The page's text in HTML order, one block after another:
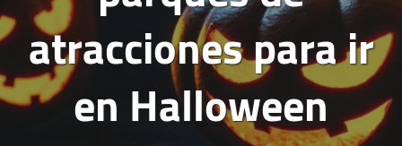
atracciones para ir
en Halloween